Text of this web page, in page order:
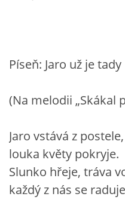
BÁSNĚ K TÉMATU LÉTO
POHYBOVÉ AKTIVITY NA
Píseň: Jaro už je tady
(Na melodii „Skákal
Jaro vstává z postele,
louka květy pokryje.
Slunko hřeje, tráva
každý z nás se